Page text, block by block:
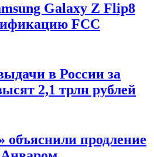
Galaxy Z Flip8
FCC
в России за
2,1 трлн рублей
объяснили продление